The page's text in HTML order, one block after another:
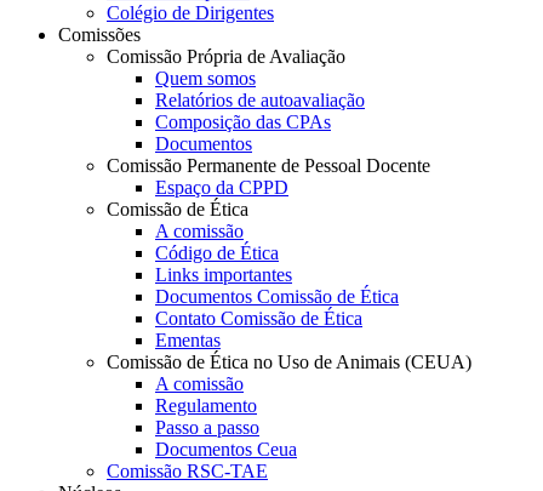
Colégio de Dirigentes
Comissões
Comissão Própria de Avaliação
Quem somos
Relatórios de autoavaliação
Composição das CPAs
Documentos
Comissão Permanente de Pessoal Docente
Espaço da CPPD
Comissão de Ética
A comissão
Código de Ética
Links importantes
Documentos Comissão de Ética
Contato Comissão de Ética
Ementas
Comissão de Ética no Uso de Animais (CEUA)
A comissão
Regulamento
Passo a passo
Documentos Ceua
Comissão RSC-TAE